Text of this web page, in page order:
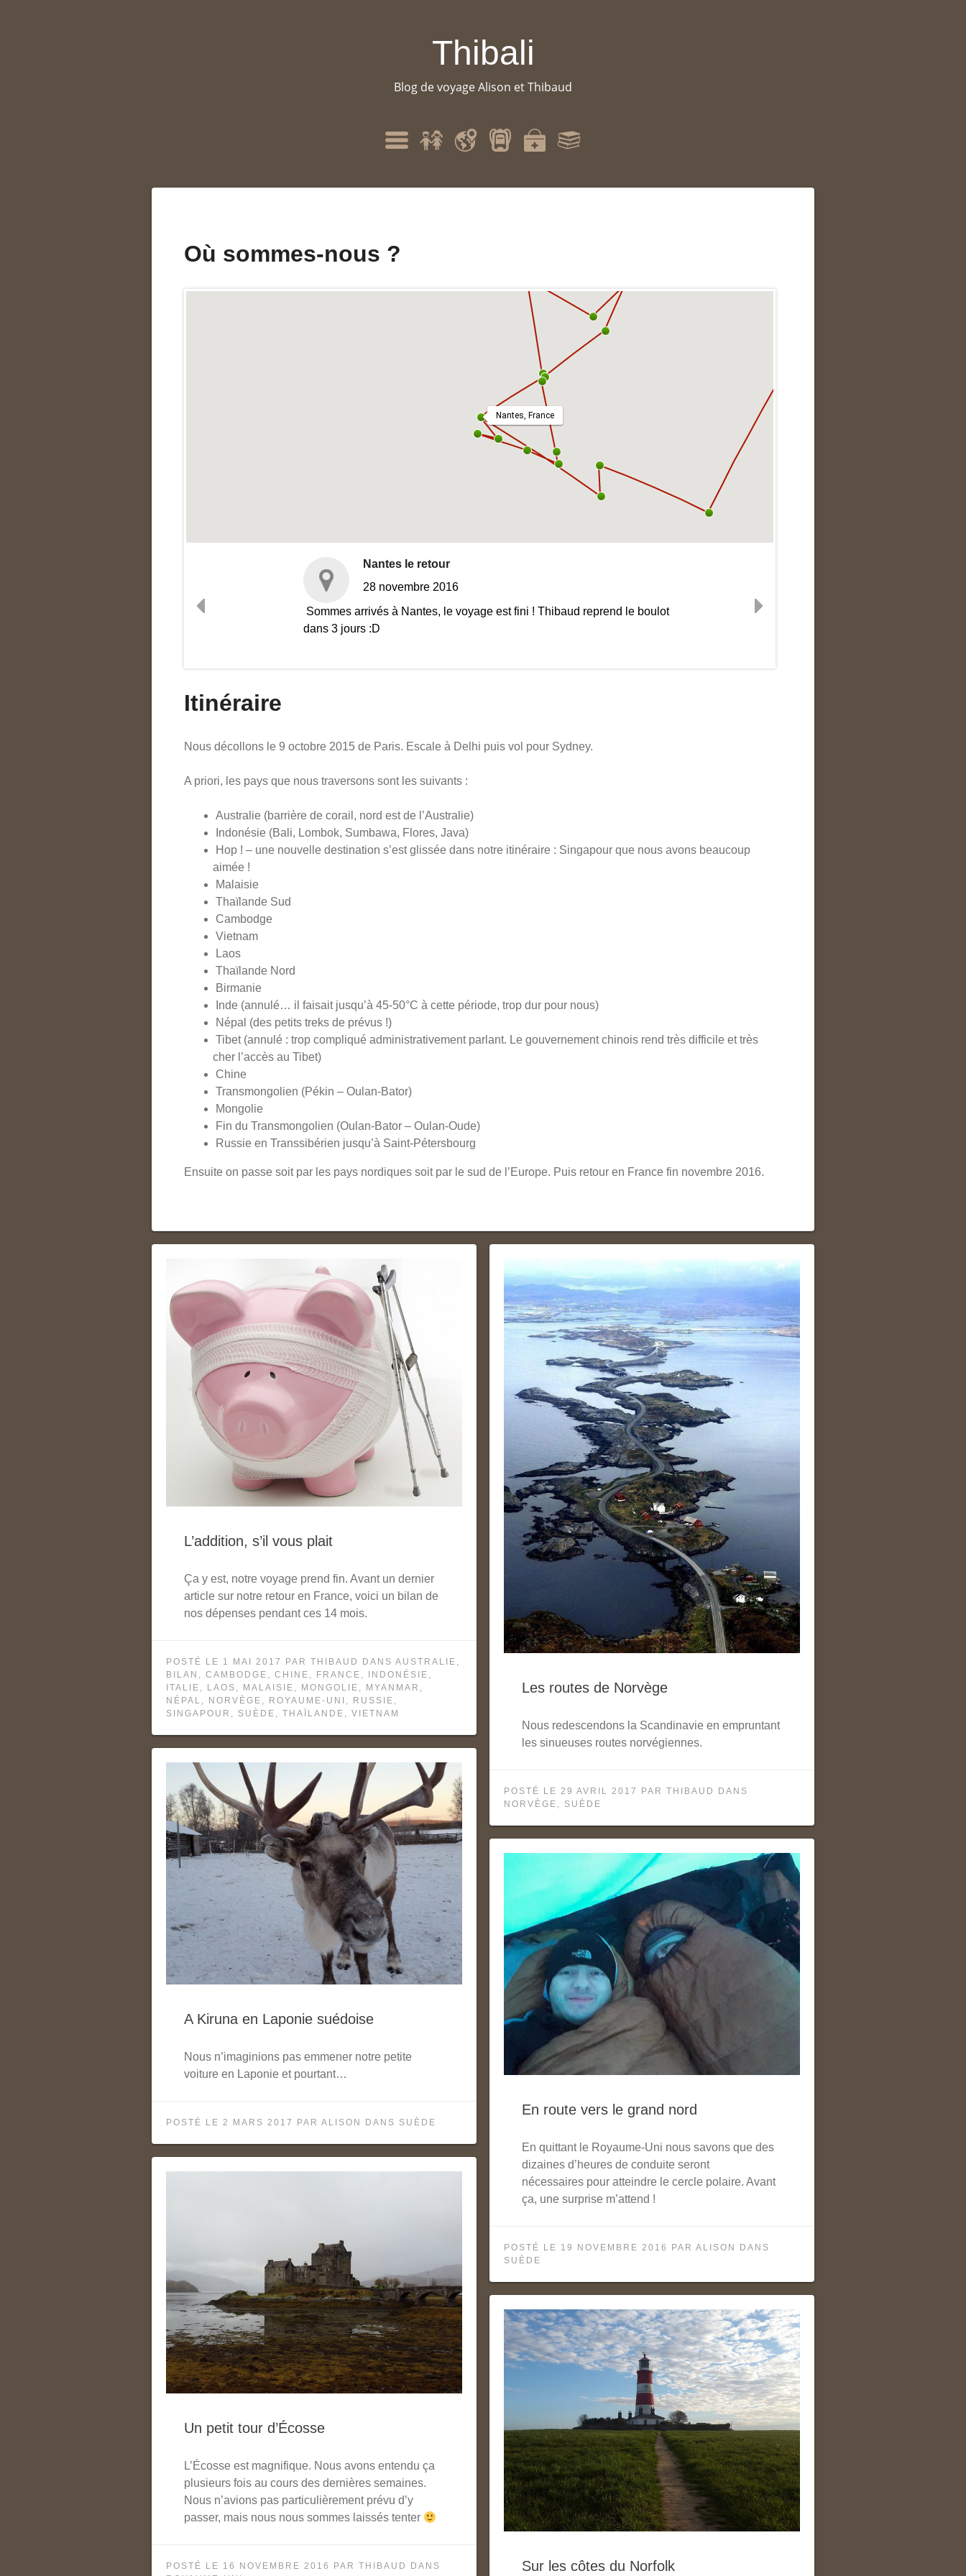
Thibali
Blog de voyage Alison et Thibaud
Menu
Qui
sommes-
?
ItinéraireMatérielSanté Bibliographie
Où sommes-nous ?
Nantes, France
Nantes le retour
28 novembre 2016
Sommes arrivés à Nantes, le voyage est fini ! Thibaud reprend le boulot
dans 3 jours :D
Itinéraire
Nous décollons le 9 octobre 2015 de Paris. Escale à Delhi puis vol pour Sydney.
A priori, les pays que nous traversons sont les suivants :
Australie (barrière de corail, nord est de l’Australie)
Indonésie (Bali, Lombok, Sumbawa, Flores, Java)
Hop ! – une nouvelle destination s’est glissée dans notre itinéraire : Singapour que nous avons beaucoup
aimée !
Malaisie
Thaïlande Sud
Cambodge
Vietnam
Laos
Thaïlande Nord
Birmanie
Inde (annulé… il faisait jusqu’à 45-50°C à cette période, trop dur pour nous)
Népal (des petits treks de prévus !)
Tibet (annulé : trop compliqué administrativement parlant. Le gouvernement chinois rend très difficile et très
cher l’accès au Tibet)
Chine
Transmongolien (Pékin – Oulan-Bator)
Mongolie
Fin du Transmongolien (Oulan-Bator – Oulan-Oude)
Russie en Transsibérien jusqu’à Saint-Pétersbourg
Ensuite on passe soit par les pays nordiques soit par le sud de l’Europe. Puis retour en France fin novembre 2016.
L’addition, s’il vous plait
Ça y est, notre voyage prend fin. Avant un dernier
article sur notre retour en France, voici un bilan de
nos dépenses pendant ces 14 mois.
POSTÉ LE 1 MAI 2017 PARTHIBAUD DANSAUSTRALIE ,
BILAN ,CAMBODGE ,CHINE , FRANCE , INDONÉSIE ,
ITALIE , LAOS , MALAISIE , MONGOLIE , MYANMAR ,
NÉPAL , NORVÈGE , ROYAUME-UNI , RUSSIE ,
SINGAPOUR , SUÈDE ,THAÏLANDE ,VIETNAM
Les routes de Norvège
Nous redescendons la Scandinavie en empruntant
les sinueuses routes norvégiennes.
POSTÉ LE29 AVRIL 2017 PARTHIBAUD
DANS
NORVÈGE , SUÈDE
A Kiruna en Laponie suédoise
Nous n’imaginions pas emmener notre petite
voiture en Laponie et pourtant…
POSTÉ LE2 MARS 2017 PARALISON DANS SUÈDE
En route vers le grand nord
En quittant le Royaume-Uni nous savons que des
dizaines d’heures de conduite seront
nécessaires pour atteindre le cercle polaire. Avant
ça, une surprise m’attend !
POSTÉ LE 19 NOVEMBRE 2016 PARALISON
DANS
SUÈDE
Un petit tour d’Écosse
L’Écosse est magnifique. Nous avons entendu ça
plusieurs fois au cours des dernières semaines.
Nous n’avions pas particulièrement prévu d’y
passer, mais nous nous sommes laissés tenter
POSTÉ LE 16 NOVEMBRE 2016 PARTHIBAUD
DANS
Sur les côtes du Norfolk